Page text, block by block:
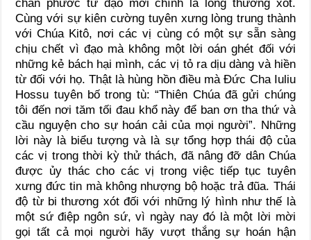
chân phước tử đạo mới chính là lòng thương xót.
Cùng với sự kiên cường tuyên xưng lòng trung thành
với Chúa Kitô, nơi các vị cùng có một sự sẵn sàng
chịu chết vì đạo mà không một lời oán ghét đối với
những kẻ bách hại mình, các vị tỏ ra dịu dàng và hiền
từ đối với họ. Thật là hùng hồn điều mà Đức Cha Iuliu
Hossu tuyên bố trong tù: “Thiên Chúa đã gửi chúng
tôi đến nơi tăm tối đau khổ này để ban ơn tha thứ và
cầu nguyện cho sự hoán cải của mọi người”. Những
lời này là biểu tượng và là sự tổng hợp thái độ của
các vị trong thời kỳ thử thách, đã nâng đỡ dân Chúa
được ủy thác cho các vị trong việc tiếp tục tuyên
xưng đức tin mà không nhượng bộ hoặc trả đũa. Thái
độ từ bi thương xót đối với những lý hình như thế là
một sứ điệp ngôn sứ, vì ngày nay đó là một lời mời
gọi tất cả mọi người hãy vượt thắng sự hoán hận